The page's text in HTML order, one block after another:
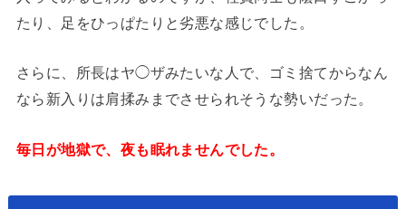
たり、足をひっぱたりと劣悪な感じでした。
さらに、所長はヤ◯ザみたいな人で、ゴミ捨てからなん
なら新入りは肩揉みまでさせられそうな勢いだった。
毎日が地獄で、夜も眠れませんでした。